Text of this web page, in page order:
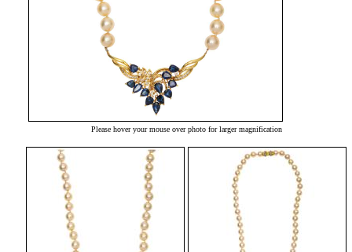
Please hover your mouse over photo for larger magnification